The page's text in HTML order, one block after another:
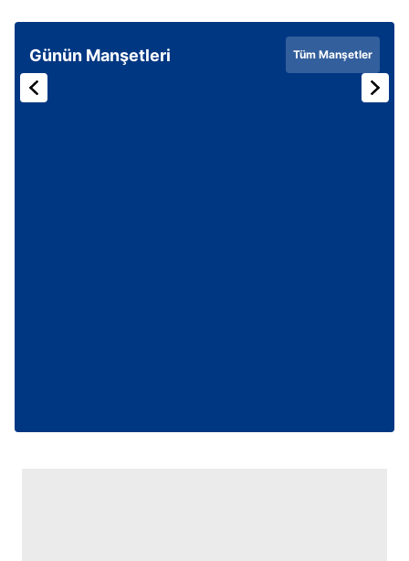
Günün Manşetleri Tüm Manşetler